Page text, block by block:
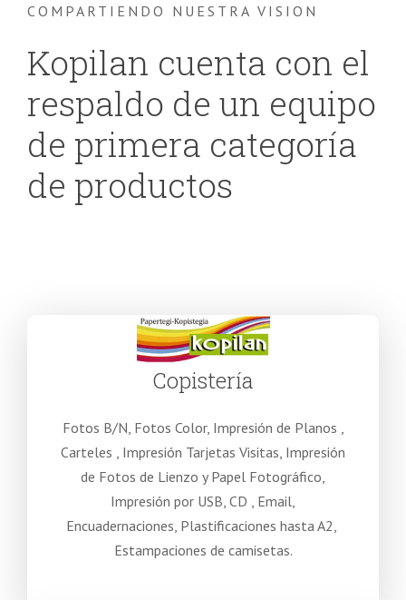
COMPARTIENDO NUESTRA VISION
Kopilan cuenta con el
respaldo de un equipo
de primera categoría
de productos
Copistería
Fotos B/N, Fotos Color, Impresión de Planos ,
Carteles , Impresión Tarjetas Visitas, Impresión
de Fotos de Lienzo y Papel Fotográfico,
Impresión por USB, CD , Email,
Encuadernaciones, Plastificaciones hasta A2,
Estampaciones de camisetas.